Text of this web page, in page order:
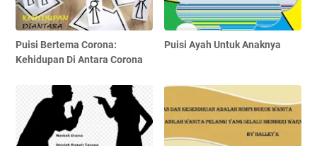
Puisi Bertema Corona:
Kehidupan Di Antara Corona
Puisi Ayah Untuk Anaknya